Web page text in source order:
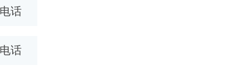
话
话